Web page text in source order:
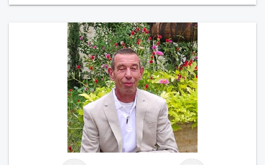
de tout dire en quelques lignes. En revanche, vous
d'informations. A bientôt